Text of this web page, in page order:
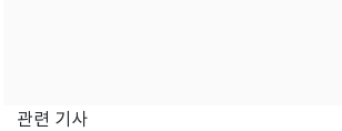
관련 기사